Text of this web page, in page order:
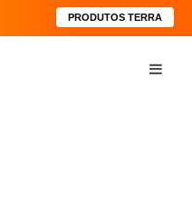
PRODUTOS TERRA